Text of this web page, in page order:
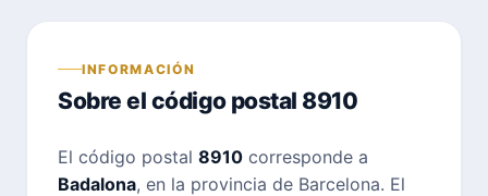
INFORMACIÓN
Sobre el código postal 8910
El código postal 8910 corresponde a
Badalona, en la provincia de Barcelona. El